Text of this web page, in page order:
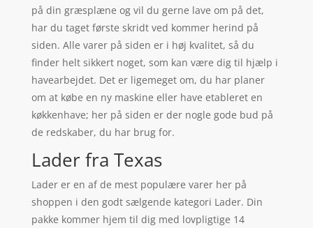
på din græsplæne og vil du gerne lave om på det,
har du taget første skridt ved kommer herind på
siden. Alle varer på siden er i høj kvalitet, så du
finder helt sikkert noget, som kan være dig til hjælp i
havearbejdet. Det er ligemeget om, du har planer
om at købe en ny maskine eller have etableret en
køkkenhave; her på siden er der nogle gode bud på
de redskaber, du har brug for.
Lader fra Texas
Lader er en af de mest populære varer her på
shoppen i den godt sælgende kategori Lader. Din
pakke kommer hjem til dig med lovpligtige 14